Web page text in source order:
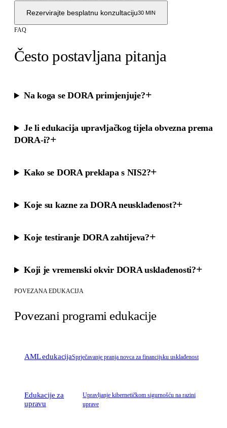
Rezervirajte besplatnu konzultaciju30 MIN
FAQ
Često postavljana pitanja
Na koga se DORA primjenjuje?+
Je li edukacija upravljačkog tijela obvezna prema
DORA-i?+
Kako se DORA preklapa s NIS2?+
Koje su kazne za DORA neusklađenost?+
Koje testiranje DORA zahtijeva?+
Koji je vremenski okvir DORA usklađenosti?+
POVEZANA EDUKACIJA
Povezani programi edukacije
AML edukacijaSprječavanje pranja novca za financijsku usklađenost
Edukacije za
upravu
Upravljanje kibernetičkom sigurnošću na razini
uprave